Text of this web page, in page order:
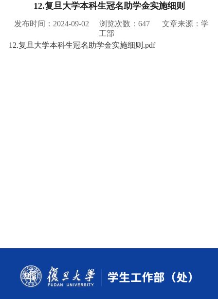
12.复旦大学本科生冠名助学金实施细则
发布时间：2024-09-02 浏览次数：647
文章来源：学
工部
12.复旦大学本科生冠名助学金实施细则.pdf